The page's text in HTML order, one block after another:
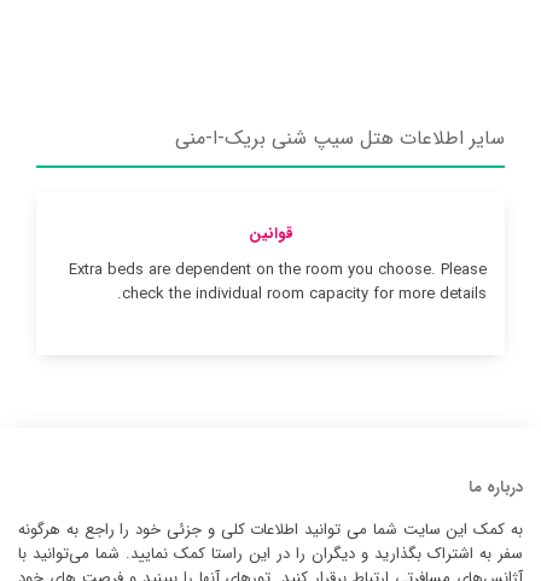
سایر اطلاعات هتل سیپ شنی بریک-ا-منی
قوانین
Extra beds are dependent on the room you choose. Please
check the individual room capacity for more details.
درباره ما
به کمک این سایت شما می توانید اطلاعات کلی و جزئی خود را راجع به هرگونه
سفر به اشتراک بگذارید و دیگران را در این راستا کمک نمایید. شما می‌توانید با